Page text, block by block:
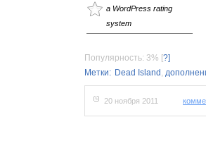
a WordPress rating
system
Популярность: 3% [?]
Метки: Dead Island ,
20 ноября 2011